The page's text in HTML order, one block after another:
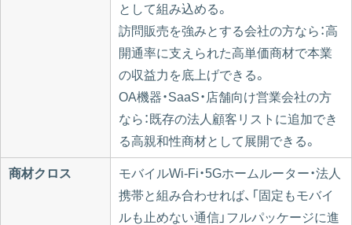
として組み込める。
訪問販売を強みとする会社の方なら：高
開通率に支えられた高単価商材で本業
の収益力を底上げできる。
OA機器・SaaS・店舗向け営業会社の方
なら：既存の法人顧客リストに追加でき
る高親和性商材として展開できる。
商材クロス
モバイルWi-Fi・5Gホームルーター・法人
携帯と組み合わせれば、「固定もモバイ
ルも止めない通信」フルパッケージに進